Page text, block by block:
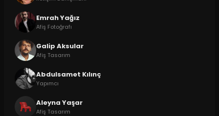
Emrah Yağız
Afiş Fotoğrafı
Galip Aksular
Afiş Tasarım
Abdulsamet Kılınç
Yapımcı
Aleyna Yaşar
Afiş Tasarım